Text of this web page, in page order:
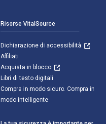
Risorse VitalSource
Dichiarazione di accessibilità
Affiliati
Acquista in blocco
Libri di testo digitali
Compra in modo sicuro. Compra in
modo intelligente